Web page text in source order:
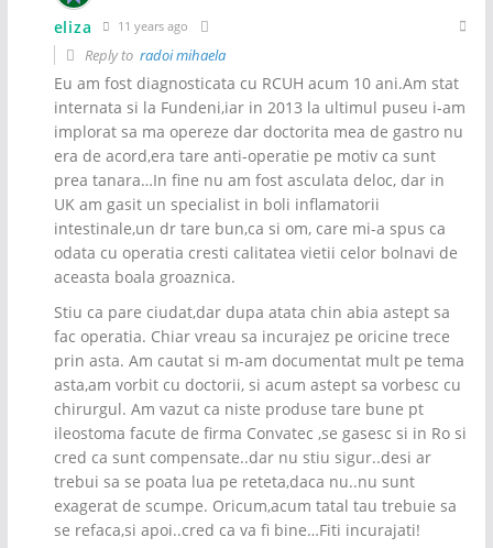
eliza 11 years ago
Reply to radoi mihaela
Eu am fost diagnosticata cu RCUH acum 10 ani.Am stat
internata si la Fundeni,iar in 2013 la ultimul puseu i-am
implorat sa ma opereze dar doctorita mea de gastro nu
era de acord,era tare anti-operatie pe motiv ca sunt
prea tanara…In fine nu am fost asculata deloc, dar in
UK am gasit un specialist in boli inflamatorii
intestinale,un dr tare bun,ca si om, care mi-a spus ca
odata cu operatia cresti calitatea vietii celor bolnavi de
aceasta boala groaznica.
Stiu ca pare ciudat,dar dupa atata chin abia astept sa
fac operatia. Chiar vreau sa incurajez pe oricine trece
prin asta. Am cautat si m-am documentat mult pe tema
asta,am vorbit cu doctorii, si acum astept sa vorbesc cu
chirurgul. Am vazut ca niste produse tare bune pt
ileostoma facute de firma Convatec ,se gasesc si in Ro si
cred ca sunt compensate..dar nu stiu sigur..desi ar
trebui sa se poata lua pe reteta,daca nu..nu sunt
exagerat de scumpe. Oricum,acum tatal tau trebuie sa
se refaca,si apoi..cred ca va fi bine…Fiti incurajati!